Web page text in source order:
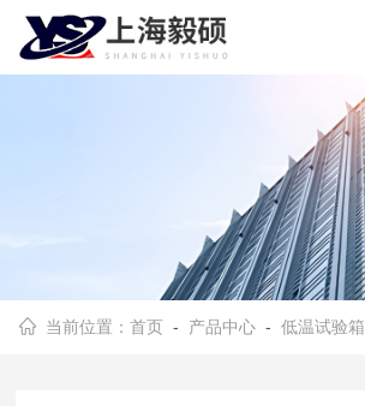
当前位置：首页 - 产品中心 -低温试验箱